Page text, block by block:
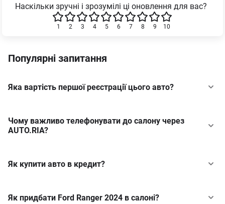
Наскільки зручні і зрозумілі ці оновлення для вас?
10
9
8
7
6
5
4
3
2
1
Популярні запитання
Яка вартість першої реєстрації цього авто?
Чому важливо телефонувати до салону через
AUTO.RIA?
Як купити авто в кредит?
Як придбати Ford Ranger 2024 в салоні?